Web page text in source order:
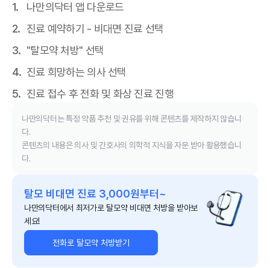
나만의닥터 앱 다운로드
진료 예약하기 - 비대면 진료 선택
"탈모약 처방" 선택
진료 희망하는 의사 선택
진료 접수 후 전화 및 화상 진료 진행
나만의닥터는 특정 약품 추천 및 권유를 위해 콘텐츠를 제작하지 않습니
다.
콘텐츠의 내용은 의사 및 간호사의 의학적 지식을 자문 받아 활용했습니
다.
탈모 비대면 진료 3,000원부터~
나만의닥터에서 최저가로 탈모약 비대면 처방을 받아보
세요!
전화로 탈모약 처방받기